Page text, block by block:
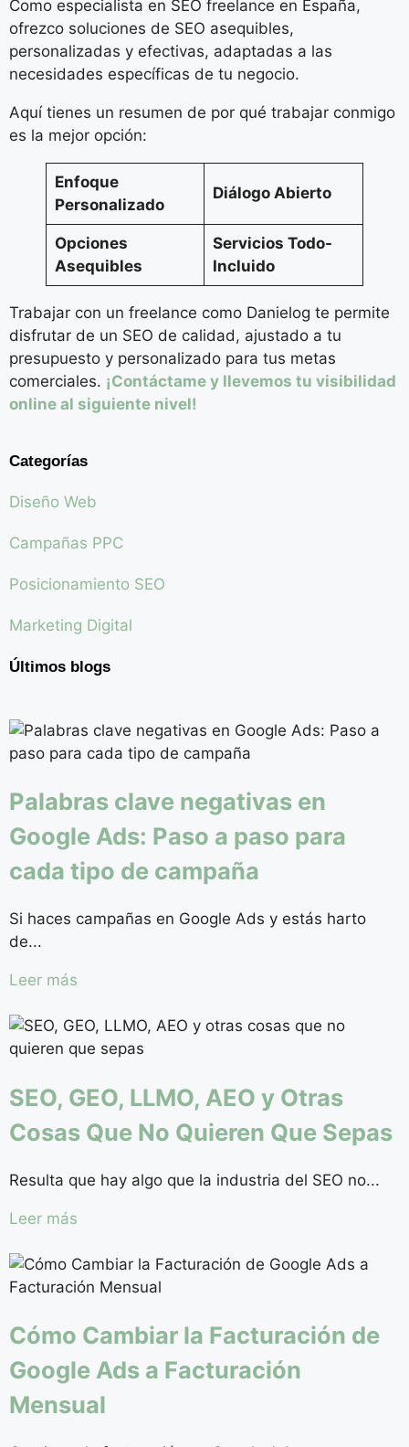
Como especialista en SEO freelance en España,
ofrezco soluciones de SEO asequibles,
personalizadas y efectivas, adaptadas a las
necesidades específicas de tu negocio.
Aquí tienes un resumen de por qué trabajar conmigo
es la mejor opción:
Enfoque
Personalizado
Diálogo Abierto
Opciones
Asequibles
Servicios Todo-
Incluido
Trabajar con un freelance como Danielog te permite
disfrutar de un SEO de calidad, ajustado a tu
presupuesto y personalizado para tus metas
comerciales. ¡Contáctame y llevemos tu visibilidad
online al siguiente nivel!
Categorías
Diseño Web
Campañas PPC
Posicionamiento SEO
Marketing Digital
Últimos blogs
Palabras clave negativas en
Google Ads: Paso a paso para
cada tipo de campaña
Si haces campañas en Google Ads y estás harto
de...
Leer más
SEO, GEO, LLMO, AEO y Otras
Cosas Que No Quieren Que Sepas
Resulta que hay algo que la industria del SEO no...
Leer más
Cómo Cambiar la Facturación de
Google Ads a Facturación
Mensual